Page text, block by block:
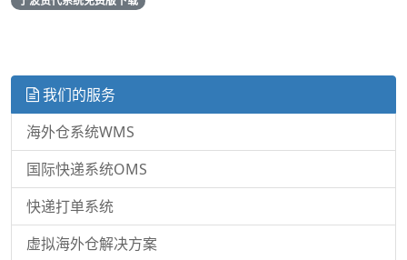
我们的服务
海外仓系统WMS
国际快递系统OMS
快递打单系统
虚拟海外仓解决方案